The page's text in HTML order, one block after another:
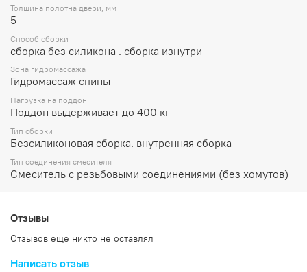
Толщина полотна двери, мм
5
Способ сборки
сборка без силикона . сборка изнутри
Зона гидромассажа
Гидромассаж спины
Нагрузка на поддон
Поддон выдерживает до 400 кг
Тип сборки
Безсиликоновая сборка. внутренняя сборка
Тип соединения смесителя
Смеситель с резьбовыми соединениями (без хомутов)
Отзывы
Отзывов еще никто не оставлял
Написать отзыв